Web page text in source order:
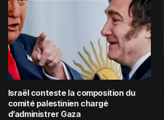
Israël conteste la composition du
comité palestinien chargé
d’administrer Gaza